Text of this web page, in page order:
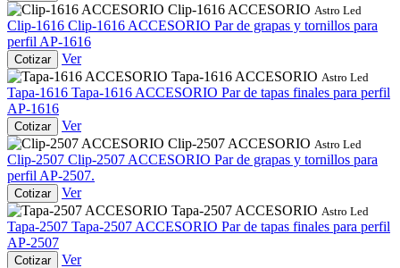
Clip-1616 ACCESORIO Astro Led
Clip-1616 Clip-1616 ACCESORIO Par de grapas y tornillos para
perfil AP-1616
Cotizar
Ver
Tapa-1616 ACCESORIO Astro Led
Tapa-1616 Tapa-1616 ACCESORIO Par de tapas finales para perfil
AP-1616
Cotizar
Ver
Clip-2507 ACCESORIO Astro Led
Clip-2507 Clip-2507 ACCESORIO Par de grapas y tornillos para
perfil AP-2507.
Cotizar
Ver
Tapa-2507 ACCESORIO Astro Led
Tapa-2507 Tapa-2507 ACCESORIO Par de tapas finales para perfil
AP-2507
Cotizar
Ver